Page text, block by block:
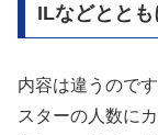
ILなどとと
内容は違うので
スターの人数に